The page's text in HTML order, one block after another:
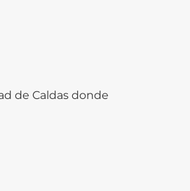
de Caldas donde